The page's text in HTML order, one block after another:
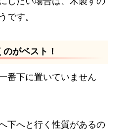
です。
がベスト！
番下に置いていません
下へと行く性質があるの